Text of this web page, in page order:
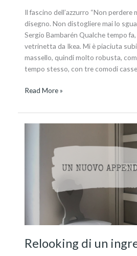
Il fascino dell’azzurro “Non perdere
disegno. Non distogliere mai lo
Sergio Bambarén Qualche tempo
vetrinetta da Ikea. Mi è piaciuta
massello, quindi molto robusta,
tempo stesso, con tre comodi
Read More »
Relooking di un